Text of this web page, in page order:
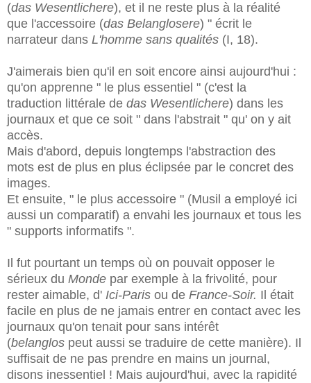
(das Wesentlichere), et il ne reste plus à la réalité
que l'accessoire (das Belanglosere) " écrit le
narrateur dans L'homme sans qualités (I, 18).
J'aimerais bien qu'il en soit encore ainsi aujourd'hui :
qu'on apprenne " le plus essentiel " (c'est la
traduction littérale de das Wesentlichere) dans les
journaux et que ce soit " dans l'abstrait " qu' on y ait
accès.
Mais d'abord, depuis longtemps l'abstraction des
mots est de plus en plus éclipsée par le concret des
images.
Et ensuite, " le plus accessoire " (Musil a employé ici
aussi un comparatif) a envahi les journaux et tous les
" supports informatifs ".
Il fut pourtant un temps où on pouvait opposer le
sérieux du Monde par exemple à la frivolité, pour
rester aimable, d' Ici-Paris ou de France-Soir. Il était
facile en plus de ne jamais entrer en contact avec les
journaux qu'on tenait pour sans intérêt
(belanglos peut aussi se traduire de cette manière). Il
suffisait de ne pas prendre en mains un journal,
disons inessentiel ! Mais aujourd'hui, avec la rapidité